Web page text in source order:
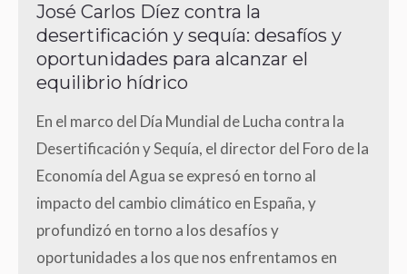
José Carlos Díez contra la
desertificación y sequía: desafíos y
oportunidades para alcanzar el
equilibrio hídrico
En el marco del Día Mundial de Lucha contra la
Desertificación y Sequía, el director del Foro de la
Economía del Agua se expresó en torno al
impacto del cambio climático en España, y
profundizó en torno a los desafíos y
oportunidades a los que nos enfrentamos en